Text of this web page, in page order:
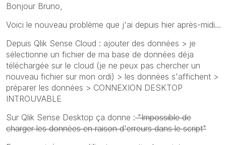
Bonjour Bruno,
Voici le nouveau problème que j'ai depuis hier après-midi...
Depuis Qlik Sense Cloud : ajouter des données > je
sélectionne un fichier de ma base de données déja
téléchargée sur le cloud (je ne peux pas chercher un
nouveau fichier sur mon ordi) > les données s'affichent >
préparer les données > CONNEXION DESKTOP
INTROUVABLE
Sur Qlik Sense Desktop ça donne :"Impossible de
charger les données en raison d'erreurs dans le script"